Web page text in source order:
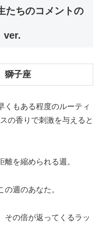
ちのコメントの
ver.
獅子座
もある程度のルーティ
の香りで刺激を与えると
を縮められる週。
週のあなた。
の倍が返ってくるラッ